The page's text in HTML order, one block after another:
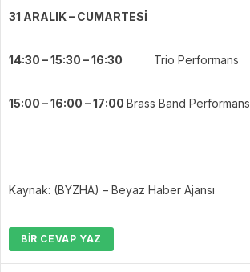
31 ARALIK – CUMARTESİ
14:30 – 15:30 – 16:30 Trio Performans
15:00 – 16:00 – 17:00 Brass Band Performans
Kaynak: (BYZHA) – Beyaz Haber Ajansı
BIR CEVAP YAZ